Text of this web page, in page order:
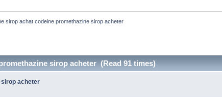
sirop achat codeine promethazine sirop acheter
sirop acheter (Read 91 times)
sirop acheter